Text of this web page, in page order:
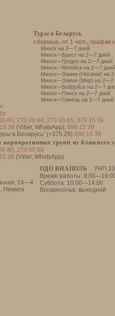
60, 270 00 84, 270 00 85, 379 15 39
39 (Viber, WhatsApp), 689 15 39
в Беларусь" (+375 29) 699 15 39
корпоративных групп из ближнего
80, 270 00 90
39 (Viber, WhatsApp)
ОДО ВИАПОЛЬ
УНП
Время работы:
Суббота: 10.00—14.00
Воскресенье: выходной
14—4
Немига
Туры в Беларусь
сборные, от 1 чел., график
Минск на 2—7 дней
Минск—Брест на 2—7 дней
Минск—Гродно на 2—7 дней
Минск—Витебск на 2—7 дней
Минск—Замки (Несвиж) на
Минск—Замки (Мир) на 2—7
Минск—Бобруйск на 2—7
Минск—Пинск на 2—7 дней
Минск—Гомель на 2—7 дней